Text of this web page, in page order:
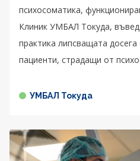
психосоматика,
Клиник УМБАЛ Токуда,
практика липсващата
пациенти, страдащи от
УМБАЛ Токуда